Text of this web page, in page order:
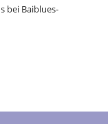
bei Baiblues-